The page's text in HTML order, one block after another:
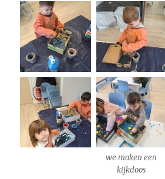
we maken een
kijkdoos